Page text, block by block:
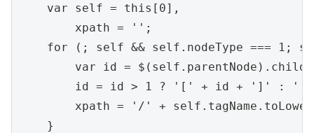
    var self = this[0],
        xpath = '';
for (; self && self.nodeType === 1;
var id =
        id = id > 1 ? '[' + id + ']' : '';
xpath = '/' +
    }